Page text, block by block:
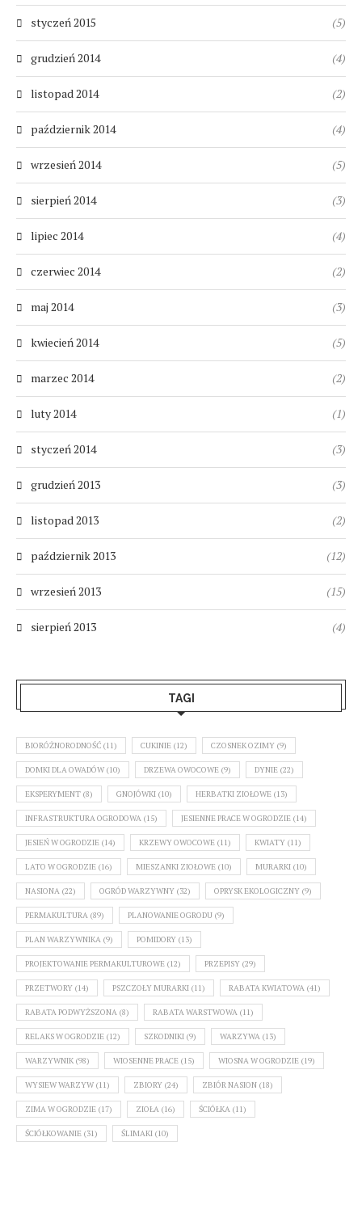
styczeń 2015 (5)
grudzień 2014 (4)
listopad 2014 (2)
październik 2014 (4)
wrzesień 2014 (5)
sierpień 2014 (3)
lipiec 2014 (4)
czerwiec 2014 (2)
maj 2014 (3)
kwiecień 2014 (5)
marzec 2014 (2)
luty 2014 (1)
styczeń 2014 (3)
grudzień 2013 (3)
listopad 2013 (2)
październik 2013 (12)
wrzesień 2013 (15)
sierpień 2013 (4)
TAGI
BIORÓŻNORODNOŚĆ (11) CUKINIE (12) CZOSNEK OZIMY (9)
DOMKI DLA OWADÓW (10) DRZEWA OWOCOWE (9) DYNIE (22)
EKSPERYMENT (8) GNOJÓWKI (10) HERBATKI ZIOŁOWE (13)
INFRASTRUKTURA OGRODOWA (15) JESIENNE PRACE W OGRODZIE (14)
JESIEŃ W OGRODZIE (14) KRZEWY OWOCOWE (11) KWIATY (11)
LATO W OGRODZIE (16) MIESZANKI ZIOŁOWE (10) MURARKI (10)
NASIONA (22) OGRÓD WARZYWNY (32) OPRYSK EKOLOGICZNY (9)
PERMAKULTURA (89) PLANOWANIE OGRODU (9)
PLAN WARZYWNIKA (9) POMIDORY (13)
PROJEKTOWANIE PERMAKULTUROWE (12) PRZEPISY (29)
PRZETWORY (14) PSZCZOŁY MURARKI (11) RABATA KWIATOWA (41)
RABATA PODWYŻSZONA (8) RABATA WARSTWOWA (11)
RELAKS W OGRODZIE (12) SZKODNIKI (9) WARZYWA (13)
WARZYWNIK (98) WIOSENNE PRACE (15) WIOSNA W OGRODZIE (19)
WYSIEW WARZYW (11) ZBIORY (24) ZBIÓR NASION (18)
ZIMA W OGRODZIE (17) ZIOŁA (16) ŚCIÓŁKA (11)
ŚCIÓŁKOWANIE (31) ŚLIMAKI (10)